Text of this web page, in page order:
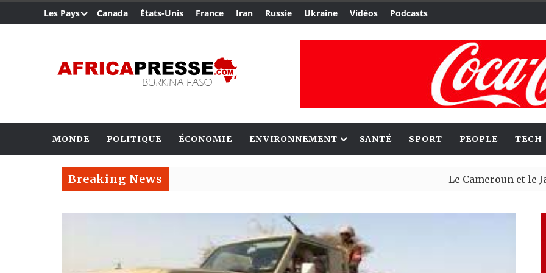
Les Pays Canada États-Unis France Iran Russie Ukraine Vidéos Podcasts
MONDE POLITIQUE ÉCONOMIE ENVIRONNEMENT SANTÉ SPORT PEOPLE TECH
Breaking News Le Cameroun et le Japon